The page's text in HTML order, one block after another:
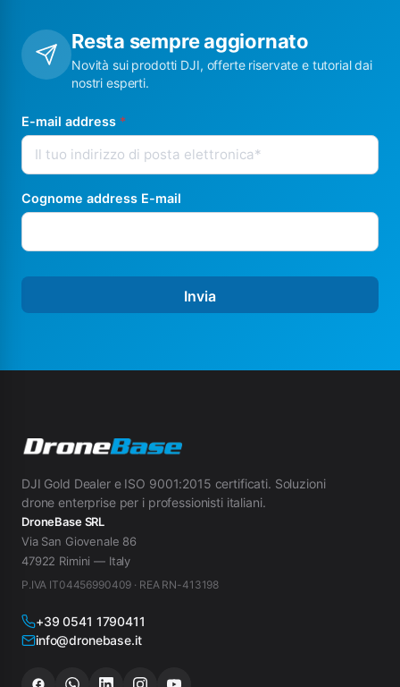
Resta sempre aggiornato
Novità sui prodotti DJI, offerte riservate e tutorial dai
nostri esperti.
E-mail address *
Cognome address E-mail
Invia
DJI Gold Dealer e ISO 9001:2015 certificati. Soluzioni
drone enterprise per i professionisti italiani.
DroneBase SRL
Via San Giovenale 86
47922 Rimini — Italy
P.IVA IT04456990409 · REA RN-413198
+39 0541 1790411
info@dronebase.it